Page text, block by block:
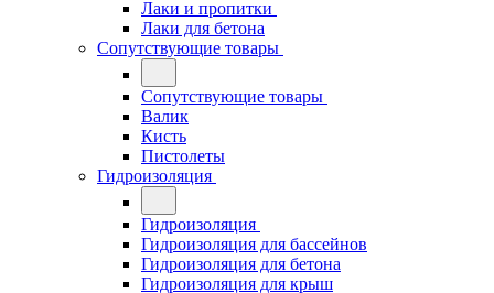
Лаки и пропитки
Лаки для бетона
Сопутствующие товары
Сопутствующие товары
Валик
Кисть
Пистолеты
Гидроизоляция
Гидроизоляция
Гидроизоляция для бассейнов
Гидроизоляция для бетона
Гидроизоляция для крыш